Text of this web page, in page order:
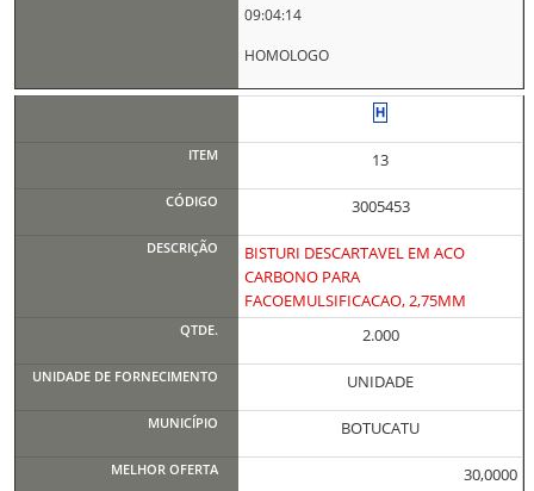
09:04:14
HOMOLOGO
13
3005453
BISTURI DESCARTAVEL EM ACO
CARBONO PARA
FACOEMULSIFICACAO, 2,75MM
2.000
UNIDADE
BOTUCATU
30,0000